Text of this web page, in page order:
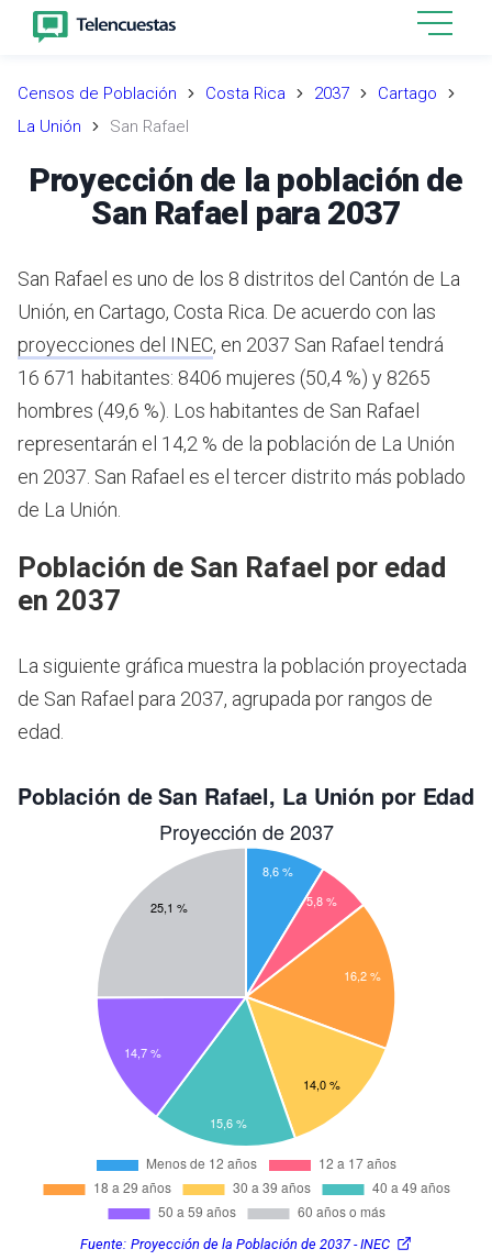
Censos de Población Costa Rica 2037
Cartago
La Unión
San Rafael
Proyección de la población de
San Rafael para 2037
San Rafael es uno de los 8 distritos del Cantón de La
Unión, en Cartago, Costa Rica. De acuerdo con las
proyecciones del INEC, en 2037 San Rafael tendrá
16 671 habitantes: 8406 mujeres (50,4 %) y 8265
hombres (49,6 %). Los habitantes de San Rafael
representarán el 14,2 % de la población de La Unión
en 2037. San Rafael es el tercer distrito más poblado
de La Unión.
Población de San Rafael por edad
en 2037
La siguiente gráfica muestra la población proyectada
de San Rafael para 2037, agrupada por rangos de
edad.
Fuente: Proyección de la Población de 2037 - INEC